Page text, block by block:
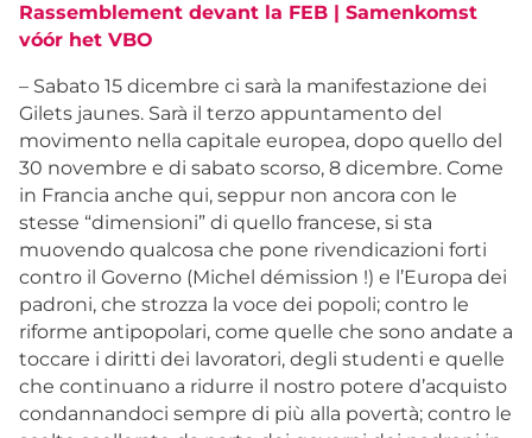
Rassemblement devant la FEB | Samenkomst
vóór het VBO
– Sabato 15 dicembre ci sarà la manifestazione dei
Gilets jaunes. Sarà il terzo appuntamento del
movimento nella capitale europea, dopo quello del
30 novembre e di sabato scorso, 8 dicembre. Come
in Francia anche qui, seppur non ancora con le
stesse “dimensioni” di quello francese, si sta
muovendo qualcosa che pone rivendicazioni forti
contro il Governo (Michel démission !) e l’Europa dei
padroni, che strozza la voce dei popoli; contro le
riforme antipopolari, come quelle che sono andate a
toccare i diritti dei lavoratori, degli studenti e quelle
che continuano a ridurre il nostro potere d’acquisto
condannandoci sempre di più alla povertà; contro le